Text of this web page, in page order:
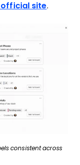
consistent across
official site.